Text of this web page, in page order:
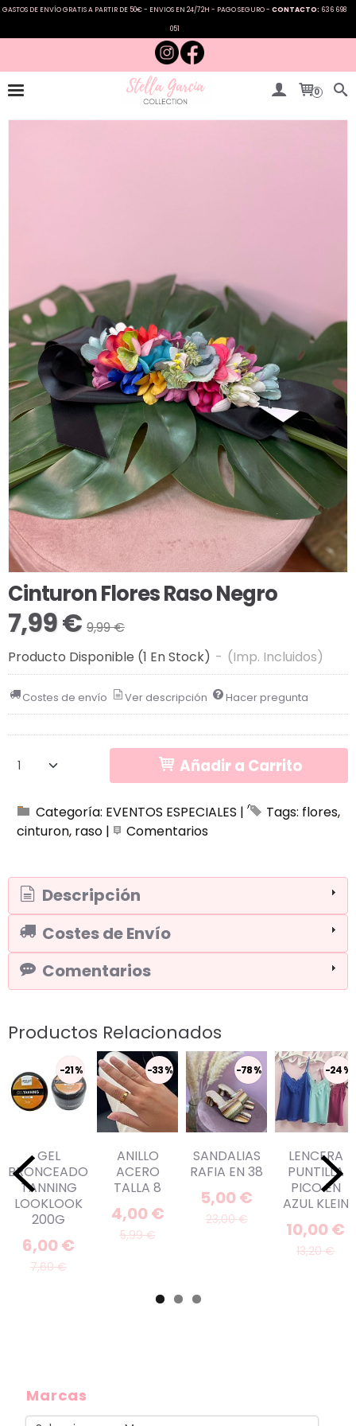
GASTOS DE ENVÍO GRATIS A PARTIR DE 50€ - ENVIOS EN 24/72H - PAGO SEGURO - CONTACTO: 636 698
051
0
Marcas
Cinturon Flores Raso Negro
7,99 € 9,99 €
Producto Disponible (1 En Stock) - (Imp. Incluidos)
Costes de envío Ver descripción Hacer pregunta
Añadir a Carrito
Categoría: EVENTOS ESPECIALES | Tags: flores
cinturon raso | Comentarios
Descripción
Costes de Envío
Comentarios
Productos Relacionados
-21 %
GEL
BRONCEADOR
TANNING
LOOKLOOK
200G
6,00 €
7,60 €
-33 %
ANILLO
ACERO
TALLA 8
4,00 €
5,99 €
-78 %
SANDALIAS
RAFIA EN 38
5,00 €
23,00 €
-24 %
LENCERA
PUNTILLA
PICO EN
AZUL KLEIN
10,00 €
13,20 €